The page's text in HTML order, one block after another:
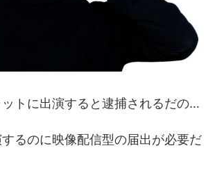
トに出演すると逮捕されるだの…
るのに映像配信型の届出が必要だ